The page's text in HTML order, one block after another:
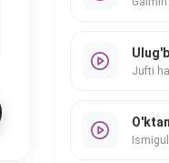
Jufti